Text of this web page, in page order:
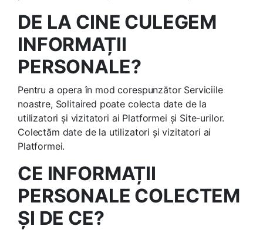
DE LA CINE CULEGEM
INFORMAȚII
PERSONALE?
Pentru a opera în mod corespunzător Serviciile
noastre, Solitaired poate colecta date de la
utilizatori și vizitatori ai Platformei și Site-urilor.
Colectăm date de la utilizatori și vizitatori ai
Platformei.
CE INFORMAȚII
PERSONALE COLECTEM
ȘI DE CE?